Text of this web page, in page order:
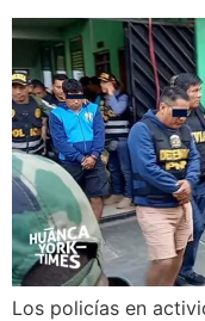
Los policías en